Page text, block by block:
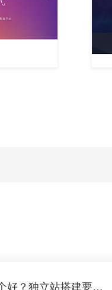
2025独立站建站平台哪个好？独立站搭建要多少钱？